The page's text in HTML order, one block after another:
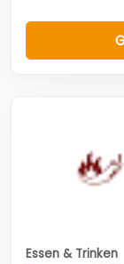
Essen & Trinken